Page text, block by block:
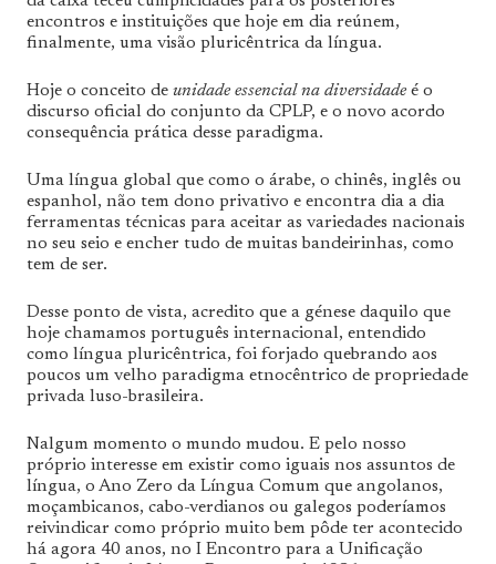
encontros e instituições que hoje em dia reúnem,
finalmente, uma visão pluricêntrica da língua.
Hoje o conceito de unidade essencial na diversidade é o
discurso oficial do conjunto da CPLP, e o novo acordo
consequência prática desse paradigma.
Uma língua global que como o árabe, o chinês, inglês ou
espanhol, não tem dono privativo e encontra dia a dia
ferramentas técnicas para aceitar as variedades nacionais
no seu seio e encher tudo de muitas bandeirinhas, como
tem de ser.
Desse ponto de vista, acredito que a génese daquilo que
hoje chamamos português internacional, entendido
como língua pluricêntrica, foi forjado quebrando aos
poucos um velho paradigma etnocêntrico de propriedade
privada luso-brasileira.
Nalgum momento o mundo mudou. E pelo nosso
próprio interesse em existir como iguais nos assuntos de
língua, o Ano Zero da Língua Comum que angolanos,
moçambicanos, cabo-verdianos ou galegos poderíamos
reivindicar como próprio muito bem pôde ter acontecido
há agora 40 anos, no I Encontro para a Unificação